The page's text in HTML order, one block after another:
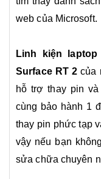
web của Microsoft.
Linh kiện laptop
Surface RT 2 của
hỗ trợ thay pin
cùng bảo hành 1
thay pin phức tạp
vậy nếu bạn
sửa chữa chuyên